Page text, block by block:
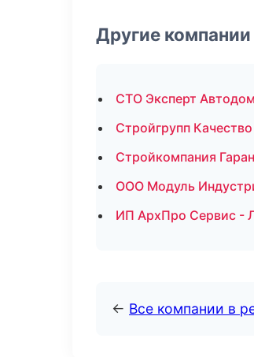
Другие компании
СТО Эксперт
Стройгрупп
Стройкомпания
ООО Модуль
ИП АрхПро Сервис -
← Все компании в